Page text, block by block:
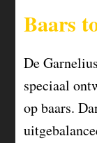
Baars
De
speciaal
op baars.